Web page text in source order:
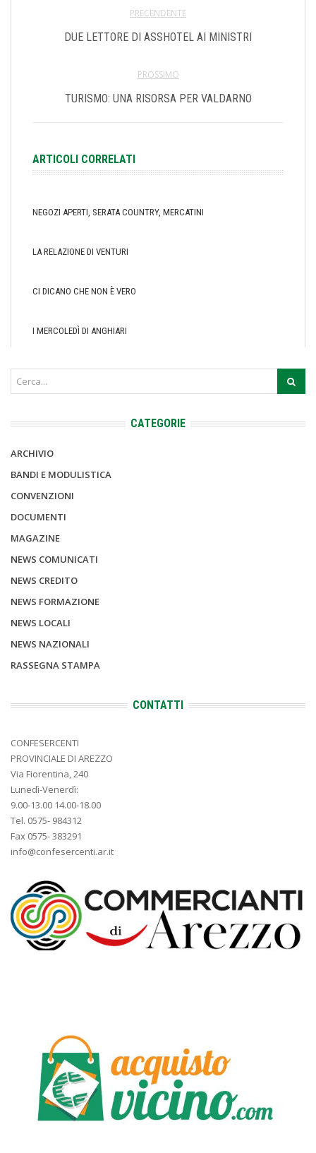
PRECENDENTE
DUE LETTORE DI ASSHOTEL AI MINISTRI
PROSSIMO
TURISMO: UNA RISORSA PER VALDARNO
ARTICOLI CORRELATI
NEGOZI APERTI, SERATA COUNTRY, MERCATINI
LA RELAZIONE DI VENTURI
CI DICANO CHE NON È VERO
I MERCOLEDÌ DI ANGHIARI
CATEGORIE
ARCHIVIO
BANDI E MODULISTICA
CONVENZIONI
DOCUMENTI
MAGAZINE
NEWS COMUNICATI
NEWS CREDITO
NEWS FORMAZIONE
NEWS LOCALI
NEWS NAZIONALI
RASSEGNA STAMPA
CONTATTI
CONFESERCENTI
PROVINCIALE DI AREZZO
Via Fiorentina, 240
Lunedì-Venerdì:
9.00-13.00 14.00-18.00
Tel. 0575- 984312
Fax 0575- 383291
info@confesercenti.ar.it